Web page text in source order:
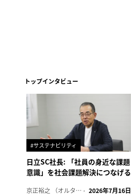
トップインタビュー
#サステナビリティ
日立SC社長: 「社員の身近な課題
意識」を社会課題解決につなげる
京正裕之 （オルタナ副編集長） 2026年7月16日